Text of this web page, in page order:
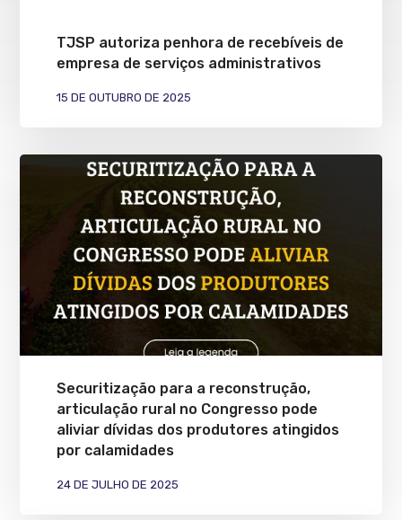
TJSP autoriza penhora de recebíveis de
empresa de serviços administrativos
15 DE OUTUBRO DE 2025
Securitização para a reconstrução,
articulação rural no Congresso pode
aliviar dívidas dos produtores atingidos
por calamidades
24 DE JULHO DE 2025